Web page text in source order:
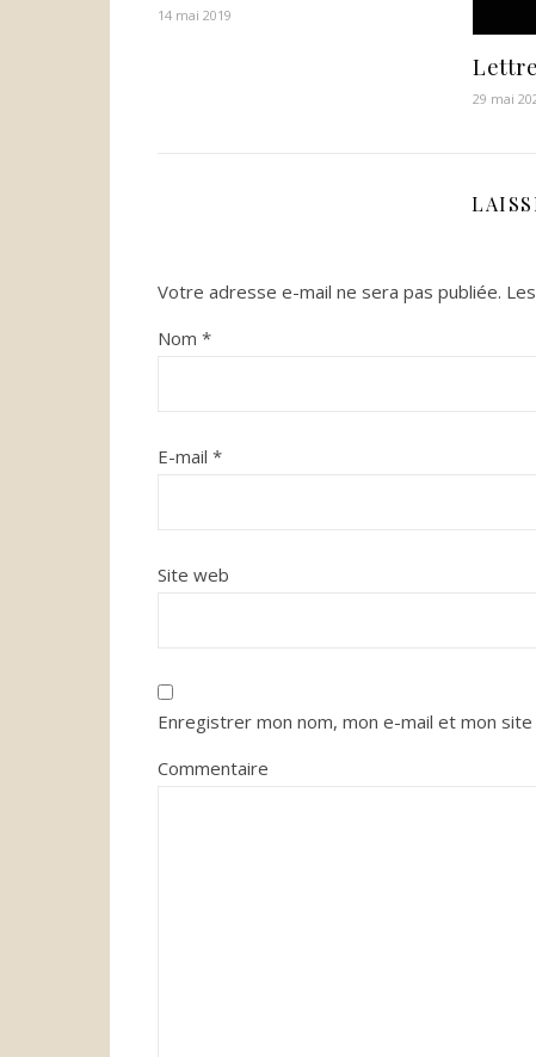
14 mai 2019
29 mai
Votre adresse e-mail ne sera pas publiée.
Nom *
E-mail *
Site web
Enregistrer mon nom, mon e-mail et mon
Commentaire